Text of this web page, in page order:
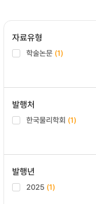
자료유형
학술논문 (1)
발행처
한국물리학회 (1)
발행년
2025 (1)